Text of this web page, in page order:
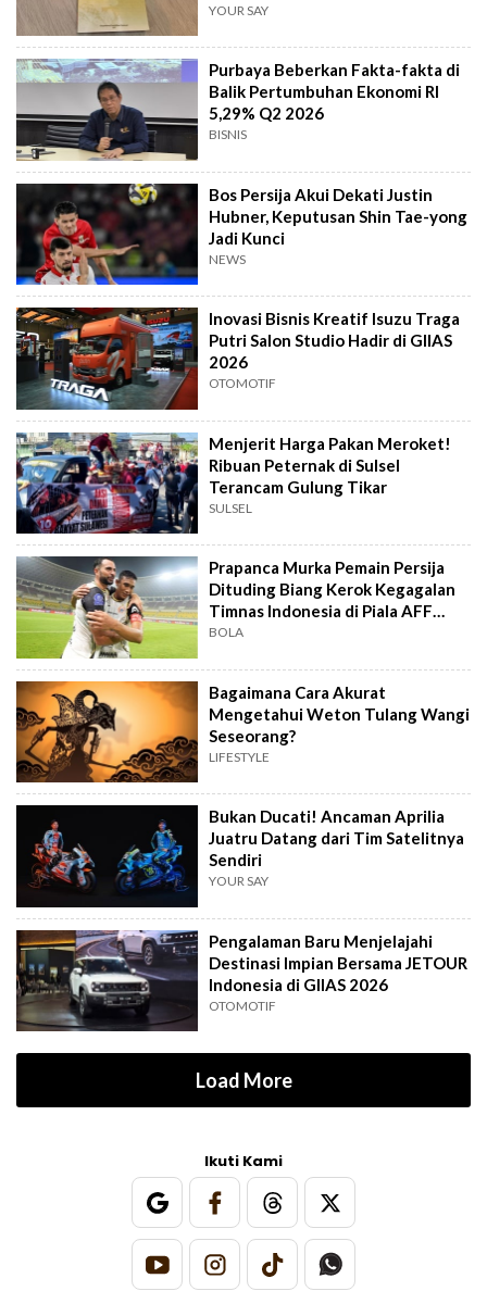
YOUR SAY
Purbaya Beberkan Fakta-fakta di
Balik Pertumbuhan Ekonomi RI
5,29% Q2 2026
BISNIS
Bos Persija Akui Dekati Justin
Hubner, Keputusan Shin Tae-yong
Jadi Kunci
NEWS
Inovasi Bisnis Kreatif Isuzu Traga
Putri Salon Studio Hadir di GIIAS
2026
OTOMOTIF
Menjerit Harga Pakan Meroket!
Ribuan Peternak di Sulsel
Terancam Gulung Tikar
SULSEL
Prapanca Murka Pemain Persija
Dituding Biang Kerok Kegagalan
Timnas Indonesia di Piala AFF
2026
BOLA
Bagaimana Cara Akurat
Mengetahui Weton Tulang Wangi
Seseorang?
LIFESTYLE
Bukan Ducati! Ancaman Aprilia
Juatru Datang dari Tim Satelitnya
Sendiri
YOUR SAY
Pengalaman Baru Menjelajahi
Destinasi Impian Bersama JETOUR
Indonesia di GIIAS 2026
OTOMOTIF
Load More
Ikuti Kami